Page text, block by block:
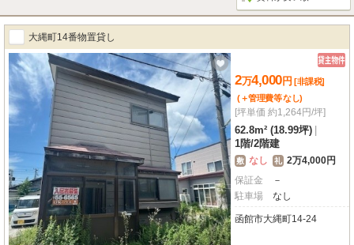
大縄町14番物置貸し
2万4,000円 [非課税]
(＋管理費等なし)
[坪単価 約1,264円/坪]
62.8m² (18.99坪)
1階/2階建
敷 なし 礼 2万4,000円
保証金
－
駐車場
なし
函館市大縄町14-24